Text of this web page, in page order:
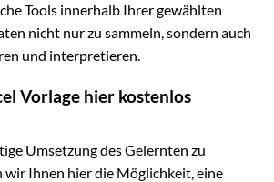
Tools innerhalb Ihrer gewählten
nicht nur zu sammeln, sondern auch
und interpretieren.
Vorlage hier kostenlos
Umsetzung des Gelernten zu
wir Ihnen hier die Möglichkeit, eine